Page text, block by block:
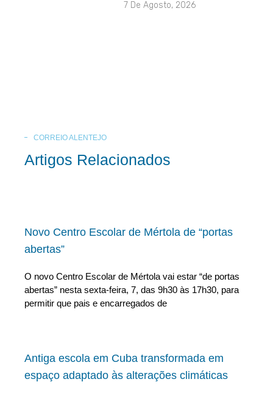
7 De Agosto, 2026
CORREIO ALENTEJO
Artigos Relacionados
Novo Centro Escolar de Mértola de “portas
abertas”
O novo Centro Escolar de Mértola vai estar “de portas
abertas” nesta sexta-feira, 7, das 9h30 às 17h30, para
permitir que pais e encarregados de
Antiga escola em Cuba transformada em
espaço adaptado às alterações climáticas